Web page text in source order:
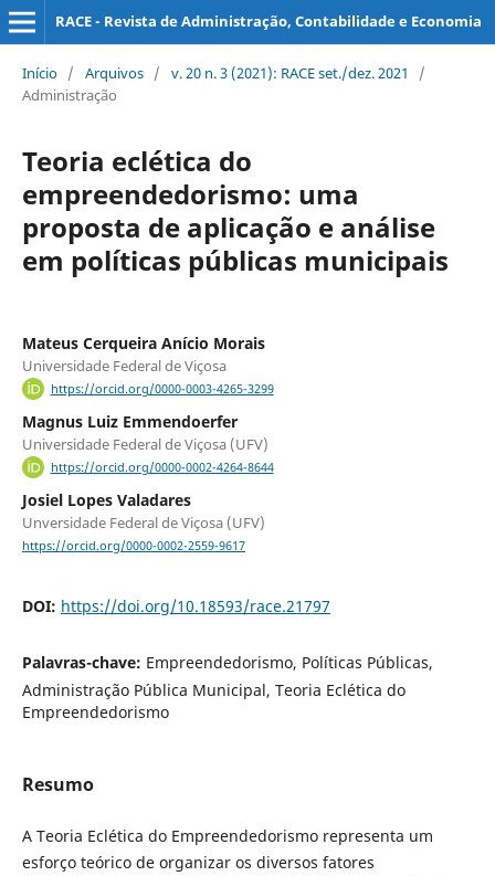
RACE - Revista de Administração, Contabilidade e Economia
Início / Arquivos / v. 20 n. 3 (2021): RACE set./dez. 2021
/
Administração
Teoria eclética do
empreendedorismo: uma
proposta de aplicação e análise
em políticas públicas municipais
Mateus Cerqueira Anício Morais
Universidade Federal de Viçosa
https://orcid.org/0000-0003-4265-3299
Magnus Luiz Emmendoerfer
Universidade Federal de Viçosa (UFV)
https://orcid.org/0000-0002-4264-8644
Josiel Lopes Valadares
Unversidade Federal de Viçosa (UFV)
https://orcid.org/0000-0002-2559-9617
DOI: https://doi.org/10.18593/race.21797
Palavras-chave: Empreendedorismo, Políticas Públicas,
Administração Pública Municipal, Teoria Eclética do
Empreendedorismo
Resumo
A Teoria Eclética do Empreendedorismo representa um
esforço teórico de organizar os diversos fatores